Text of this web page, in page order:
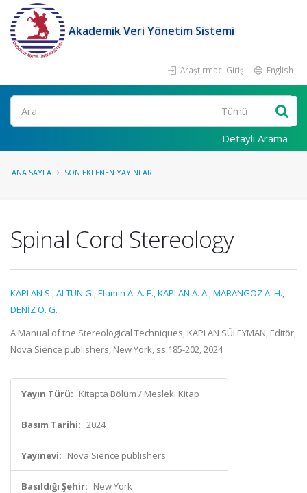
Akademik Veri Yönetim Sistemi
Araştırmacı Girişi English
Ara
Detaylı Arama
ANA SAYFA SON EKLENEN YAYINLAR
Spinal Cord Stereology
KAPLAN S.,ALTUN G.,Elamin A. A. E.,KAPLAN A. A.,MARANGOZ A. H.,
DENİZ Ö. G.
A Manual of the Stereological Techniques, KAPLAN SÜLEYMAN, Editör,
Nova Sience publishers, New York, ss.185-202, 2024
Yayın Türü: Kitapta Bölüm / Mesleki Kitap
Basım Tarihi: 2024
Yayınevi: Nova Sience publishers
Basıldığı Şehir: New York